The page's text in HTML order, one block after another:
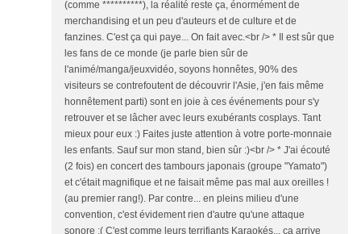
(comme **********), la réalité reste ça, énormément de
merchandising et un peu d'auteurs et de culture et de
fanzines. C'est ça qui paye... On fait avec.<br /> * Il est sûr que
les fans de ce monde (je parle bien sûr de
l'animé/manga/jeuxvidéo, soyons honnêtes, 90% des
visiteurs se contrefoutent de découvrir l'Asie, j'en fais même
honnêtement parti) sont en joie à ces événements pour s'y
retrouver et se lâcher avec leurs exubérants cosplays. Tant
mieux pour eux :) Faites juste attention à votre porte-monnaie
les enfants. Sauf sur mon stand, bien sûr :)<br /> * J'ai écouté
(2 fois) en concert des tambours japonais (groupe "Yamato")
et c'était magnifique et ne faisait même pas mal aux oreilles !
(au premier rang!). Par contre... en pleins milieu d'une
convention, c'est évidement rien d'autre qu'une attaque
sonore :( C'est comme leurs terrifiants Karaokés... ca arrive